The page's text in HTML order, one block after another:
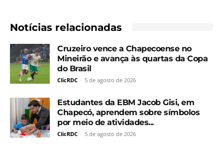
Notícias relacionadas
Cruzeiro vence a Chapecoense no
Mineirão e avança às quartas da Copa
do Brasil
ClicRDC - 5 de agosto de 2026
Estudantes da EBM Jacob Gisi, em
Chapecó, aprendem sobre símbolos
por meio de atividades...
ClicRDC - 5 de agosto de 2026